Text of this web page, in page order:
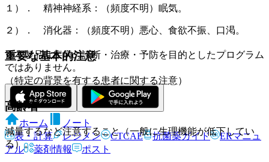
１）． 精神神経系：（頻度不明）眠気。
２）． 消化器：（頻度不明）悪心、食欲不振、口渇。
重要な基本的注意
（特定の背景を有する患者に関する注意）
高齢者
減量するなど注意すること（一般に生理機能が低下してい
る）。
※本製品は疾病の診断・治療・予防を目的としたプログラム
ではありません。
ホーム
ノート
表・計算
レジメン CTCAE 抗菌薬ガイド
ERマニュ
アル
薬剤情報 ポスト